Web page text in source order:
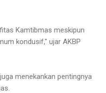
Kamtibmas meskipun
kondusif," ujar AKBP
menekankan pentingnya